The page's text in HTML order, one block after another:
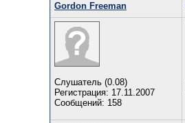
Gordon Freeman
Слушатель (0.08)
Регистрация: 17.11.2007
Сообщений: 158